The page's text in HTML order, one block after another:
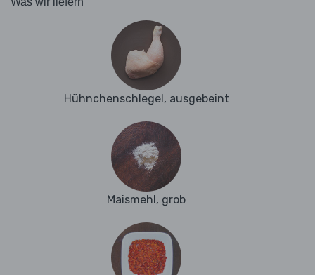
Hühnchenschlegel, ausgebeint
Maismehl, grob